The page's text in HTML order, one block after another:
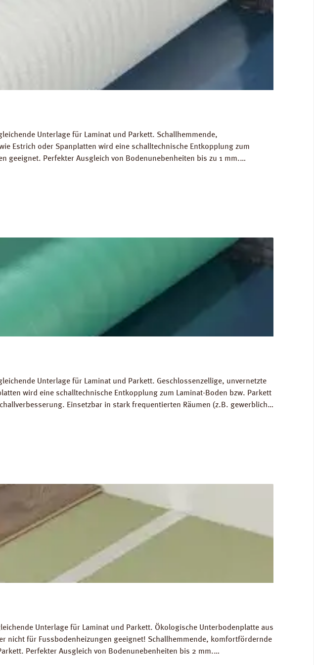
Unterlage für Laminat und Parkett. Schallhemmende,
Estrich oder Spanplatten wird eine schalltechnische Entkopplung zum
geeignet. Perfekter Ausgleich von Bodenunebenheiten bis zu 1 mm.
140-8). Dichte: 25 kg/m³. FCKW- und HFCKW-frei. Ökologisch
Unterlage für Laminat und Parkett. Geschlossenzellige, unvernetzte
wird eine schalltechnische Entkopplung zum Laminat-Boden bzw. Parkett
Einsetzbar in stark frequentierten Räumen (z.B. gewerblich
geeignet. Perfekter Ausgleich von Bodenunebenheiten bis zu 1 mm.
Strong Silent
Unterlage für Laminat und Parkett. Ökologische Unterbodenplatte aus
nicht für Fussbodenheizungen geeignet! Schallhemmende, komfortfördernde
Perfekter Ausgleich von Bodenunebenheiten bis 2 mm.